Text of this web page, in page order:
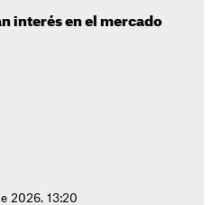
interés en el mercado
2026. 13:20